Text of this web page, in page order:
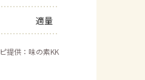
適量
提供：味の素KK